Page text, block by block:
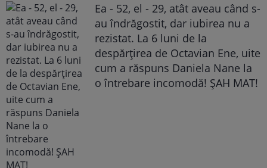
Ea - 52, el - 29, atât aveau când s-
au îndrăgostit, dar iubirea nu a
rezistat. La 6 luni de la
despărțirea de Octavian Ene, uite
cum a răspuns Daniela Nane la
o întrebare incomodă! ȘAH MAT!